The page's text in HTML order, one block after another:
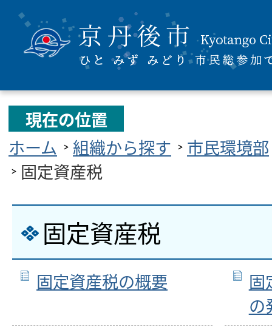
現在の位置
ホーム
組織から探す
市民環境部
固定資産税
固定資産税
固定資産税の概要
固
の